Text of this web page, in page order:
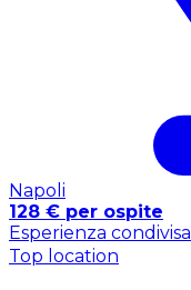
Napoli
128 € per ospite
Esperienza condivisa
Top location